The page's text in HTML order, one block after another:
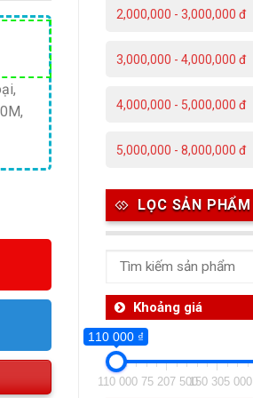
2,000,000 - 3,000,000 đ
3,000,000 - 4,000,000 đ
4,000,000 - 5,000,000 đ
5,000,000 - 8,000,000 đ
LỌC SẢN PHẨM
Khoảng giá
110 000 ₫
110 000 75 207 500150 305 000
1,990,000 ₫.